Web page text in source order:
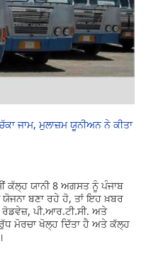
ਜਾਮ, ਮੁਲਾਜ਼ਮ ਯੂਨੀਅਨ ਨੇ ਕੀਤਾ
ਕੱਲ੍ਹ ਯਾਨੀ 8 ਅਗਸਤ ਨੂੰ ਪੰਜਾਬ
ਯੋਜਨਾ ਬਣਾ ਰਹੇ ਹੋ, ਤਾਂ ਇਹ ਖ਼ਬਰ
ਪੀ.ਆਰ.ਟੀ.ਸੀ. ਅਤੇ
ਮੋਰਚਾ ਖੋਲ੍ਹ ਦਿੱਤਾ ਹੈ ਅਤੇ ਕੱਲ੍ਹ